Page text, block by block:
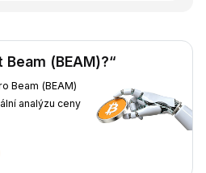
(BEAM)?“
Beam (BEAM)
analýzu ceny